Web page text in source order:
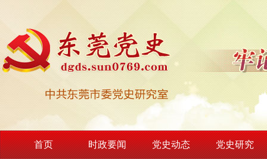
首页 时政要闻 党史动态 党史研究